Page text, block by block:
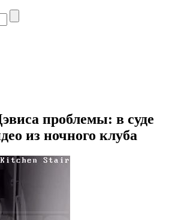
проблемы: в суде
из ночного клуба